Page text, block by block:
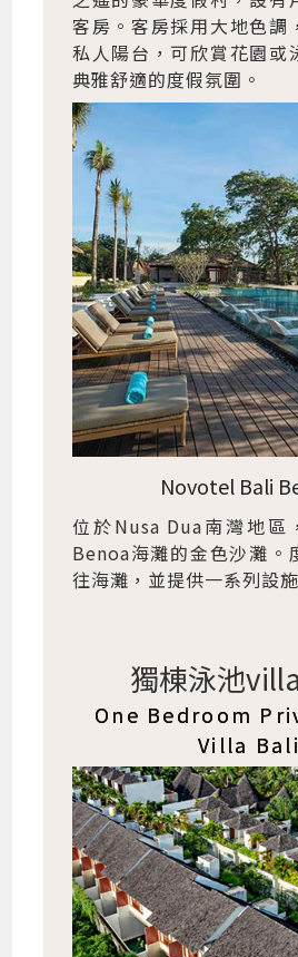
客房。客房採用大地色調
私人陽台，可欣賞花園或
典雅舒適的度假氛圍。
Novotel Bali
位於Nusa Dua南灣地區
Benoa海灘的金色沙灘。
往海灘，並提供一系列設施
獨棟泳池
One Bedroom
Villa Bali